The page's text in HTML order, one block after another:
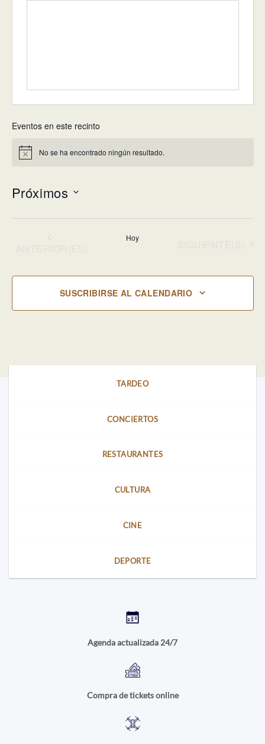
Eventos en este recinto
Aviso No se ha encontrado ningún resultado.
Próximos
Hoy
SUSCRIBIRSE AL CALENDARIO
TARDEO
CONCIERTOS
RESTAURANTES
CULTURA
CINE
DEPORTE
Agenda actualizada 24/7
Compra de tickets online